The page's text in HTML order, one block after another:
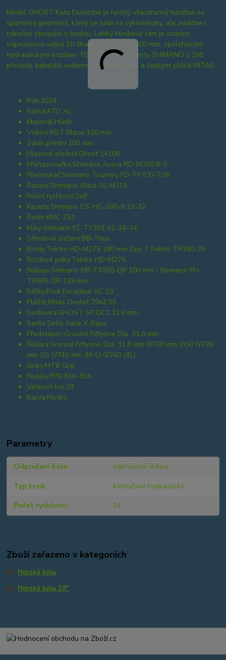
Model GHOST Kato Essential je rychlý, všestranný hardtail se
sportovní geometrií, který se hodí na cyklostezky, ale zvládne i
náročné stoupání v terénu. Lehký hliníkový rám je osazen
odpruženou vidlicí SR Blaze se zdvihem 100 mm, spolehlivými
hydraulickými brzdami TEKTRO, komponenty SHIMANO s 3x8
převody, kabeláži vedenou vnitřkem rámu a českými plášti MITAS.
Rok:2024
Rám:KATO AL
Materiál:Hliník
Vidlice:RST Blaze 100 mm
Zdvih přední:100 mm
Hlavové složení:Ghost 14106
Přehazovačka:Shimano Acera RD-M360 8-S
Přesmykač:Shimano Tourney FD-TY700-TS6
Řazení:Shimano Altus SL-M315
Počet rychlostí:3x8
Kazeta:Shimano CS-HG-200-8 12-32
Řetěz:KMC Z51
Kliky:Shimano FC-TY301 42-34-24
Středové složení:BB-Thun
Brzdy:Tektro HD-M275 180 mm Disc / Tektro TR180-35
Brzdové páky:Tektro HD-M275
Náboje:Shimano HB-TX505 QR 100 mm / Shimano FH-
TX505 QR 135 mm
Ráfky:Rodi Excalibur XC 19
Pláště:Mitas Ocelot 29x2.35
Sedlovka:GHOST SP DC1 31.6 mm
Sedlo:Selle Italia X-Base
Představec:Ground Fiftyone Dia. 31.8 mm
Řídítka:Ground Fiftyone Dia. 31.8 mm 0/700 mm (XS) 0/720
mm (S) 0/740 mm (M-L) 0/760 (XL)
Gripy:MTB Grip
Pedály:FPD NW-91K
Velikost kol:29
Barva:Modrá
Parametry
Odpružení kola odpružená vidlice
Typ brzd kotoučové hydraulické
Počet rychlostí 24
Zboží zařazeno v kategoriích
Horská kola
Horská kola 29"